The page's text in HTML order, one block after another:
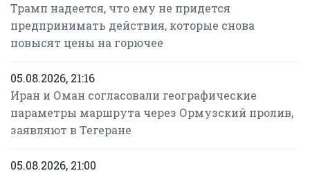
Трамп надеется, что ему не придется
предпринимать действия, которые снова
повысят цены на горючее
05.08.2026, 21:16
Иран и Оман согласовали географические
параметры маршрута через Ормузский пролив,
заявляют в Тегеране
05.08.2026, 21:00